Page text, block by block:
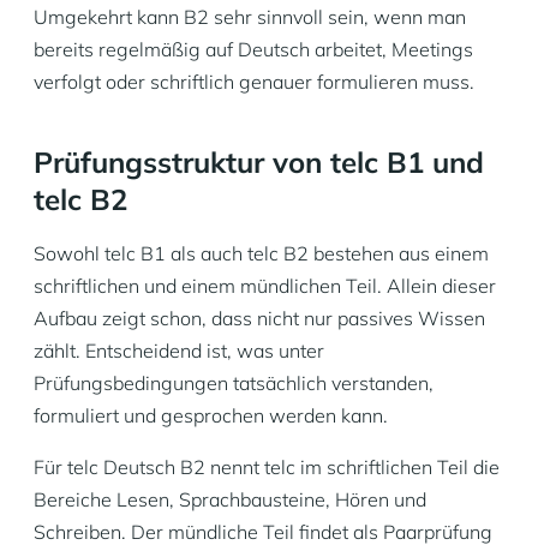
Umgekehrt kann B2 sehr sinnvoll sein, wenn man
bereits regelmäßig auf Deutsch arbeitet, Meetings
verfolgt oder schriftlich genauer formulieren muss.
Prüfungsstruktur von telc B1 und
telc B2
Sowohl telc B1 als auch telc B2 bestehen aus einem
schriftlichen und einem mündlichen Teil. Allein dieser
Aufbau zeigt schon, dass nicht nur passives Wissen
zählt. Entscheidend ist, was unter
Prüfungsbedingungen tatsächlich verstanden,
formuliert und gesprochen werden kann.
Für telc Deutsch B2 nennt telc im schriftlichen Teil die
Bereiche Lesen, Sprachbausteine, Hören und
Schreiben. Der mündliche Teil findet als Paarprüfung